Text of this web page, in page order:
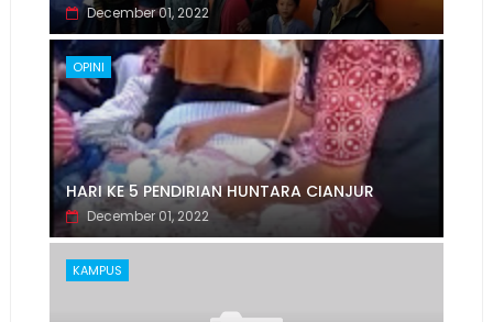
December 01, 2022
OPINI
HARI KE 5 PENDIRIAN HUNTARA CIANJUR
December 01, 2022
KAMPUS